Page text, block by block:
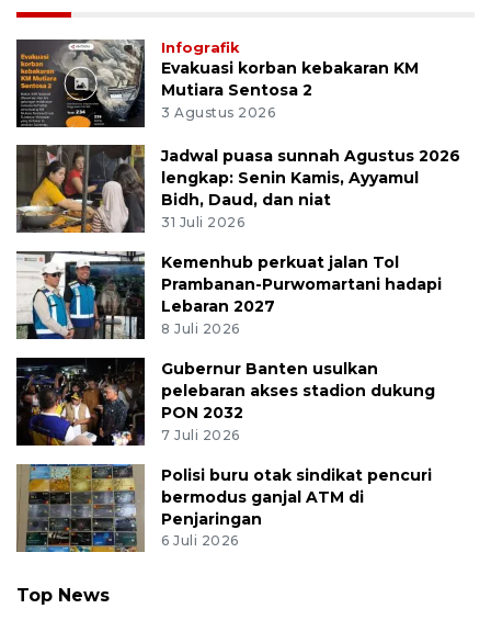
Infografik
Evakuasi korban kebakaran KM
Mutiara Sentosa 2
3 Agustus 2026
Jadwal puasa sunnah Agustus 2026
lengkap: Senin Kamis, Ayyamul
Bidh, Daud, dan niat
31 Juli 2026
Kemenhub perkuat jalan Tol
Prambanan-Purwomartani hadapi
Lebaran 2027
8 Juli 2026
Gubernur Banten usulkan
pelebaran akses stadion dukung
PON 2032
7 Juli 2026
Polisi buru otak sindikat pencuri
bermodus ganjal ATM di
Penjaringan
6 Juli 2026
Top News